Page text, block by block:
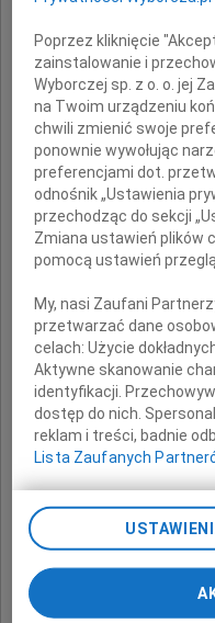
Długoletni, ceniony
Izby
Poprzez kliknięcie
zainstalowanie i
Wyborczej sp. z o. o. jej
na Twoim urządzeniu
chwili zmienić swoje
ponownie wywołując
preferencjami dot.
odnośnik „Ustawienia
przechodząc do sekcji
Zmiana ustawień plików
pomocą ustawień
My, nasi Zaufani
przetwarzać dane
celach:Użycie
Aktywne skanowanie
identyfikacji.
dostęp do nich.
reklam i treści, badnie
Lista Zaufanych